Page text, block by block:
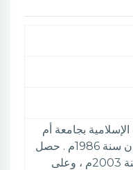
بجامعة أم
درمان الإسلامية بالسودان سنة 1986م . حصل
على درجة الماجستير سنة 2003م ، وعلى